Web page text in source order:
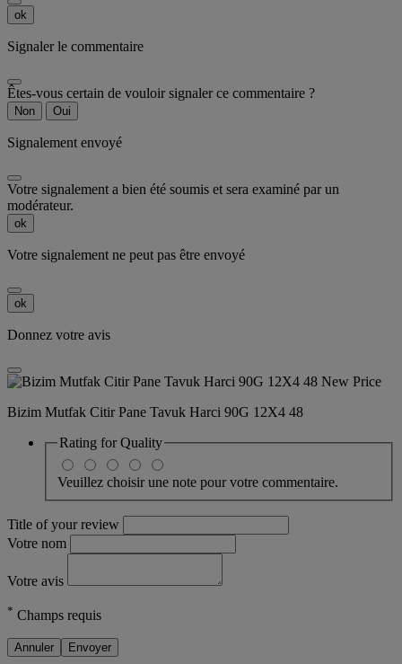
ok
Signaler le commentaire
Êtes-vous certain de vouloir signaler ce commentaire ?
Non Oui
Signalement envoyé
Votre signalement a bien été soumis et sera examiné par un
modérateur.
ok
Votre signalement ne peut pas être envoyé
ok
Donnez votre avis
Bizim Mutfak Citir Pane Tavuk Harci 90G 12X4 48
Rating forQuality
Veuillez choisir une note pour votre commentaire.
Title of your review
Votre nom
Votre avis
* Champs requis
Annuler Envoyer